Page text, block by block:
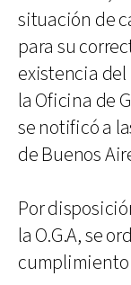
situación de
para su
existencia
la Oficina de
se notificó a
de Buenos
Por
la O.G.A, se